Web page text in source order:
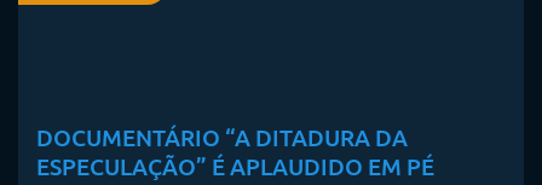
DOCUMENTÁRIO “A DITADURA DA
ESPECULAÇÃO” É APLAUDIDO EM PÉ